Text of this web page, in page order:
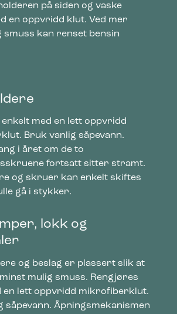
på siden og vaske
en oppvridd klut. Ved mer
smuss kan renset bensin
med en lett oppvridd
Bruk vanlig såpevann.
i året om de to
fortsatt sitter stramt.
og skruer kan enkelt skiftes
gå i stykker.
lokk og
og beslag er plassert slik at
mulig smuss. Rengjøres
en lett oppvridd mikrofiberklut.
såpevann. Åpningsmekanismen